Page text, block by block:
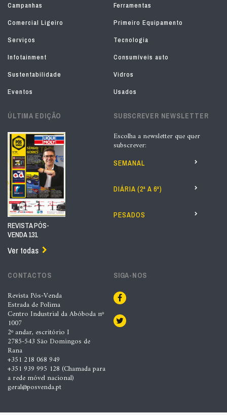
Campanhas
Ferramentas
Comercial Ligeiro
Primeiro Equipamento
Serviços
Tecnologia
Infotainment
Consumíveis auto
Sustentabilidade
Vidros
Eventos
Usados
ÚLTIMA EDIÇÃO
REVISTA PÓS-
VENDA 131
Ver todas
SUBSCREVER NEWSLETTER
Escolha a newsletter que quer
subscrever:
SEMANAL
DIÁRIA (2ª A 6ª)
PESADOS
CONTACTOS
Revista Pós-Venda
Estrada de Polima
Centro Industrial da Abóboda nº
1007
2º andar, escritório I
2785-543 São Domingos de
Rana
+351 218 068 949
+351 939 995 128 (Chamada para
a rede móvel nacional)
geral@posvenda.pt
SIGA-NOS